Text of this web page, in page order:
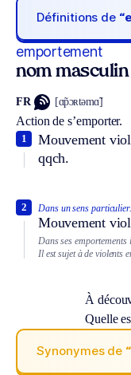
Définitions de
emportement
nom masculin
FR [ɑ̃pɔʀtəmɑ̃]
Action de s’emporter.
Mouvement
qqch.
1
Dans un sens particulier.
Mouvement
2
Dans ses emportements
Il est sujet à de violents
À
Quelle
Synonymes de